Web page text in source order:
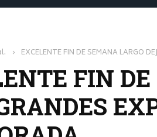
› EXCELENTE FIN DE SEMANA LARGO
FIN